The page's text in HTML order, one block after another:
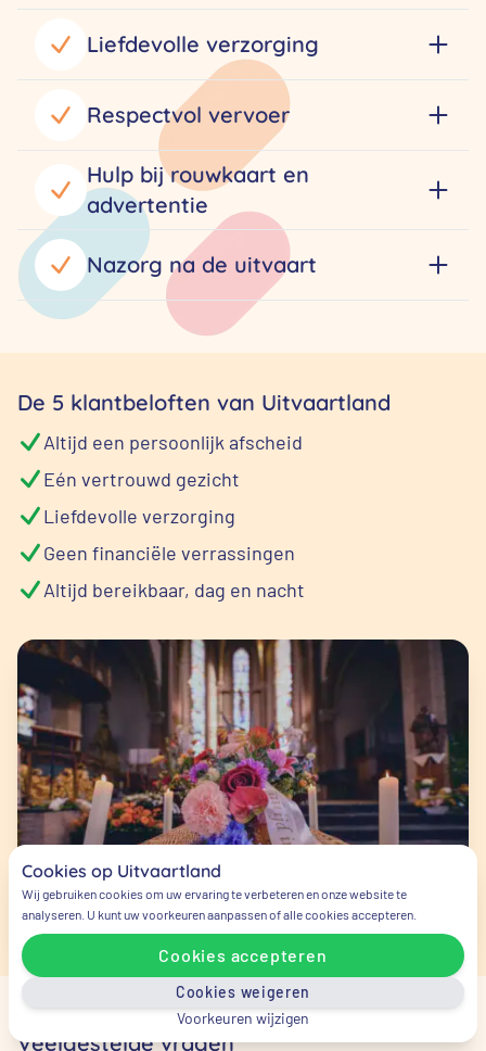
Liefdevolle verzorging
Respectvol vervoer
Hulp bij rouwkaart en
advertentie
Nazorg na de uitvaart
De 5 klantbeloften van Uitvaartland
Altijd een persoonlijk afscheid
Eén vertrouwd gezicht
Liefdevolle verzorging
Geen financiële verrassingen
Altijd bereikbaar, dag en nacht
Veelgestelde vragen
Cookies op Uitvaartland
Wij gebruiken cookies om uw ervaring te verbeteren en onze website te
analyseren. U kunt uw voorkeuren aanpassen of alle cookies accepteren.
Cookies accepteren
Cookies weigeren
Voorkeuren wijzigen